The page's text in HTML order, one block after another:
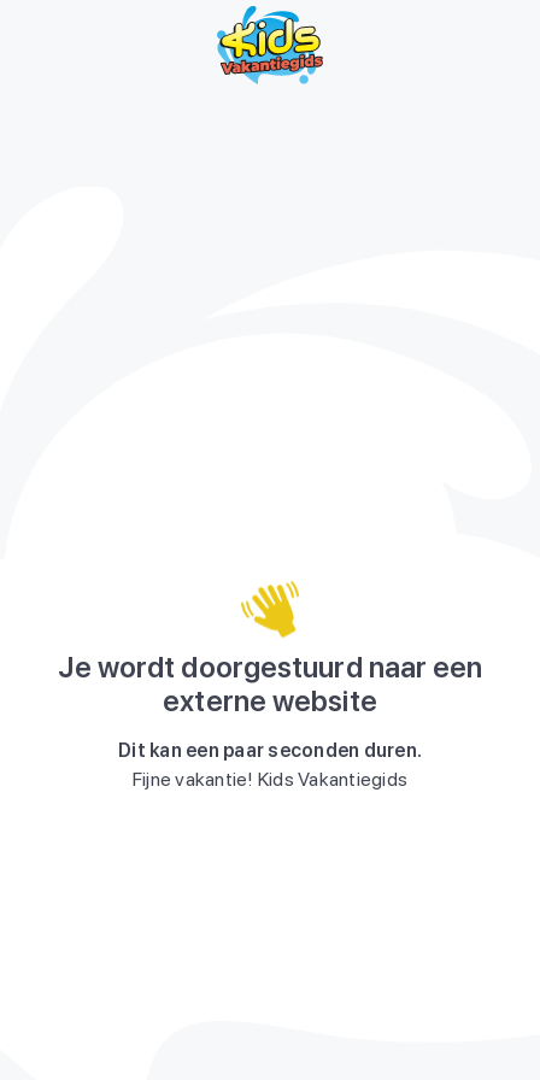
Je wordt doorgestuurd naar een
externe website
Dit kan een paar seconden duren.
Fijne vakantie! Kids Vakantiegids